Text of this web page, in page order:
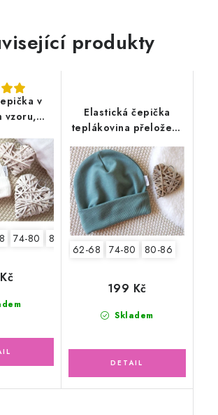
produkty
v
vzoru,
74-80 80-86
Elastická čepička
teplákovina přeložený
lem, kaktusově zelená
62-68 74-80 80-86
Skladem
199 Kč